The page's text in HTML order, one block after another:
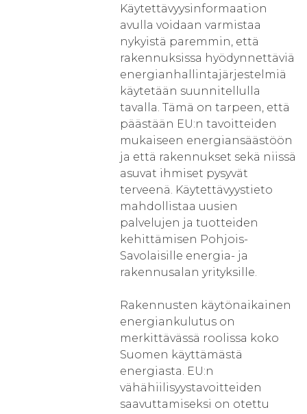
Käytettävyysinformaation
avulla voidaan varmistaa
nykyistä paremmin, että
rakennuksissa hyödynnettäviä
energianhallintajärjestelmiä
käytetään suunnitellulla
tavalla. Tämä on tarpeen, että
päästään EU:n tavoitteiden
mukaiseen energiansäästöön
ja että rakennukset sekä niissä
asuvat ihmiset pysyvät
terveenä. Käytettävyystieto
mahdollistaa uusien
palvelujen ja tuotteiden
kehittämisen Pohjois-
Savolaisille energia- ja
rakennusalan yrityksille.
Rakennusten käytönaikainen
energiankulutus on
merkittävässä roolissa koko
Suomen käyttämästä
energiasta. EU:n
vähähiilisyystavoitteiden
saavuttamiseksi on otettu